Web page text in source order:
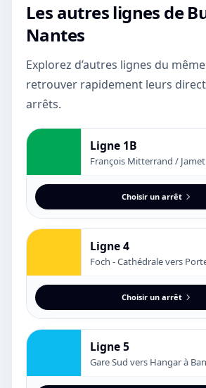
Les autres lignes de
Nantes
Explorez d’autres lignes du
retrouver rapidement leurs
arrêts.
Ligne 1B
François Mitterrand /
Choisir un arrêt
Ligne 4
Foch - Cathédrale vers
Choisir un arrêt
Ligne 5
Gare Sud vers Hangar à